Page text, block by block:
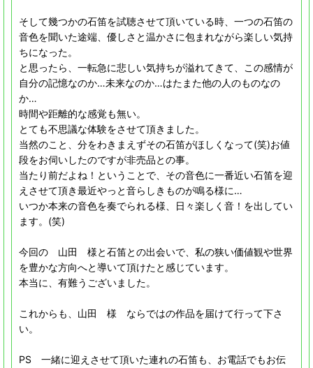
そして幾つかの石笛を試聴させて頂いている時、一つの石笛の
音色を聞いた途端、優しさと温かさに包まれながら楽しい気持
ちになった。
と思ったら、一転急に悲しい気持ちが溢れてきて、この感情が
自分の記憶なのか…未来なのか…はたまた他の人のものなの
か…
時間や距離的な感覚も無い。
とても不思議な体験をさせて頂きました。
当然のこと、分をわきまえずその石笛がほしくなって(笑)お値
段をお伺いしたのですが非売品との事。
当たり前だよね！ということで、その音色に一番近い石笛を迎
えさせて頂き最近やっと音らしきものが鳴る様に…
いつか本来の音色を奏でられる様、日々楽しく音！を出してい
ます。(笑)
今回の 山田 様と石笛との出会いで、私の狭い価値観や世界
を豊かな方向へと導いて頂けたと感じています。
本当に、有難うございました。
これからも、山田 様 ならではの作品を届けて行って下さ
い。
PS 一緒に迎えさせて頂いた連れの石笛も、お電話でもお伝